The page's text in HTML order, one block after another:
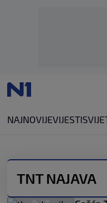
NAJNOVIJEVIJESTI
TNT NAJAVA